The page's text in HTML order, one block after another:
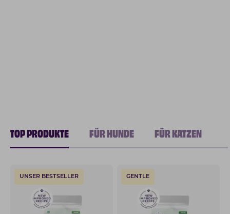
TOP PRODUKTE FÜR HUNDE FÜR KATZEN
UNSER BESTSELLER GENTLE